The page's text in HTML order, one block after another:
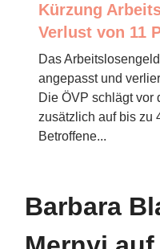
Kürzung
Verlust von 11
Das
angepasst und
Die ÖVP schlägt vor
zusätzlich auf bis zu
Betroffene...
Barbara